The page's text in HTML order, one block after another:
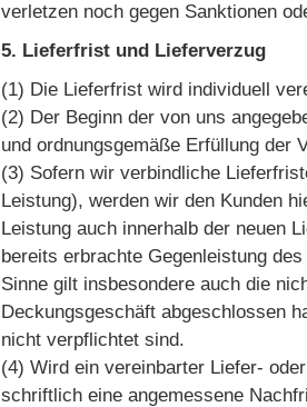
verletzen noch gegen Sanktionen
5. Lieferfrist und Lieferverzug
(1) Die Lieferfrist wird individuell
(2) Der Beginn der von uns
und ordnungsgemäße Erfüllung der
(3) Sofern wir verbindliche
Leistung), werden wir den Kunden
Leistung auch innerhalb der neuen
bereits erbrachte Gegenleistung
Sinne gilt insbesondere auch die
Deckungsgeschäft abgeschlossen
nicht verpflichtet sind.
(4) Wird ein vereinbarter Liefer-
schriftlich eine angemessene